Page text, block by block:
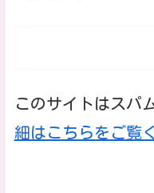
このサイトはスパ
細はこちらをご覧